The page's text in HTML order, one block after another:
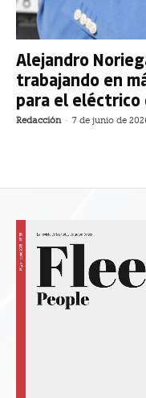
Alejandro
trabajando en
para el eléctrico
Redacción - 7 de junio de